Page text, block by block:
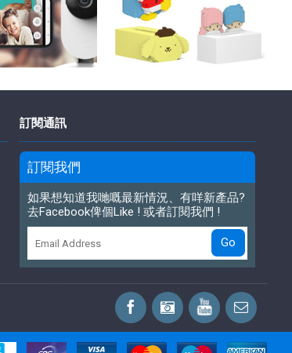
訂閱通訊
訂閱我們
如果想知道我哋嘅最新情況、有咩新產品?
去Facebook俾個Like ! 或者訂閱我們 !
Go